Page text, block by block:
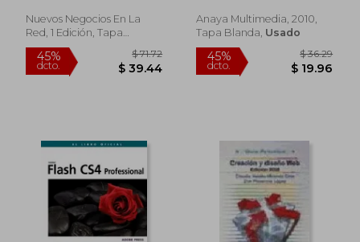
Nuevos Negocios En La
Red, 1 Edición, Tapa
Blanda,Usado
Anaya Multimedia, 2010,
Tapa Blanda, Usado